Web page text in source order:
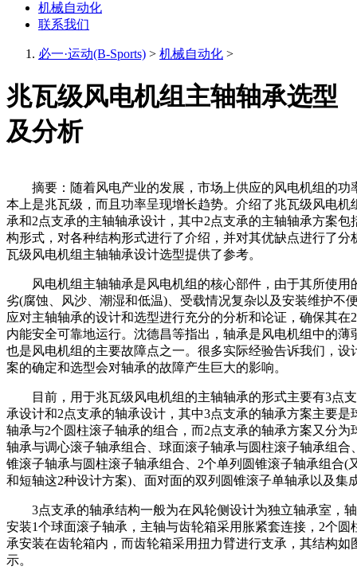
机械自动化
联系我们
必一·运动(B-Sports) > 机械自动化 >
兆瓦级风电机组主轴轴承选型
及分析
摘要：随着风电产业的发展，市场上供应的风电机组的功
本上是兆瓦级，而且功率呈现增长趋势。介绍了兆瓦级风电机
承和2点支承的主轴轴承设计，其中2点支承的主轴轴承方案包
构形式，对各种结构形式进行了介绍，并对其优缺点进行了分
瓦级风电机组主轴轴承设计选型提供了参考。
风电机组主轴轴承是风电机组的核心部件，由于其所使用
劣(腐蚀、风沙、潮湿和低温)、受载情况复杂以及安装维护不
应对主轴轴承的设计和选型进行充分的分析和论证，确保其在
内能安全可靠地运行。沈德昌等指出，轴承是风电机组中的薄
也是风电机组的主要故障点之一。很多实际经验告诉我们，设
案的确定和选型会对轴承的故障产生巨大的影响。
目前，用于兆瓦级风电机组的主轴轴承的形式主要有3点
承设计和2点支承的轴承设计，其中3点支承的轴承方案主要是
轴承与2个圆柱滚子轴承的组合，而2点支承的轴承方案又分为
轴承与调心滚子轴承组合、球面滚子轴承与圆柱滚子轴承组合
锥滚子轴承与圆柱滚子轴承组合、2个单列圆锥滚子轴承组合(
和短轴这2种设计方案)、面对面的双列圆锥滚子单轴承以及集
3点支承的轴承结构一般为在风轮侧设计为独立轴承室，
安装1个球面滚子轴承，主轴与齿轮箱采用胀紧套连接，2个圆
承安装在齿轮箱内，而齿轮箱采用扭力臂进行支承，其结构如
示。